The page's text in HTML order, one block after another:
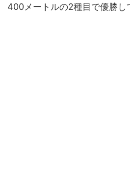
400メートルの2種目で優勝し